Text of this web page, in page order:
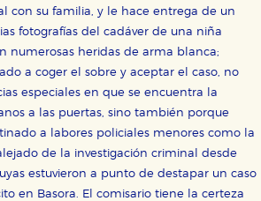
con su familia, y le hace entrega de un
fotografías del cadáver de una niña
numerosas heridas de arma blanca;
a coger el sobre y aceptar el caso, no
especiales en que se encuentra la
a las puertas, sino también porque
a labores policiales menores como la
de la investigación criminal desde
estuvieron a punto de destapar un caso
en Basora. El comisario tiene la certeza
necesarias para que nuestro sitio
no es posible deshabilitarlas desde
Es posible hacerlo desde el
en ese caso es posible que algunas
web dejen de funcionar
y analíticas
y optimizar el funcionamiento de
Almacenan configuraciones de